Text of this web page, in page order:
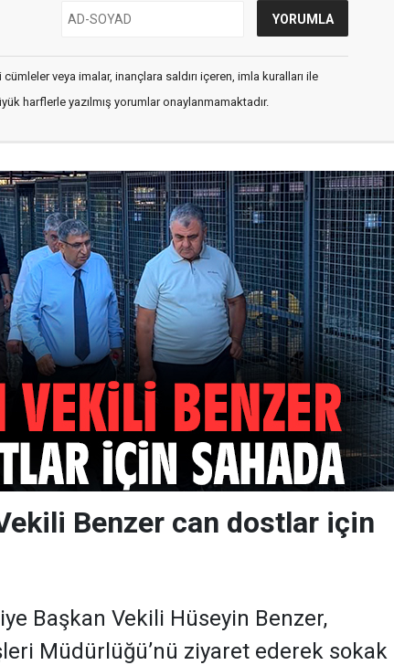
veya imalar, inançlara saldırı içeren, imla kuralları ile
harflerle yazılmış yorumlar onaylanmamaktadır.
Benzer can dostlar için
Başkan Vekili Hüseyin Benzer,
Müdürlüğü’nü ziyaret ederek sokak